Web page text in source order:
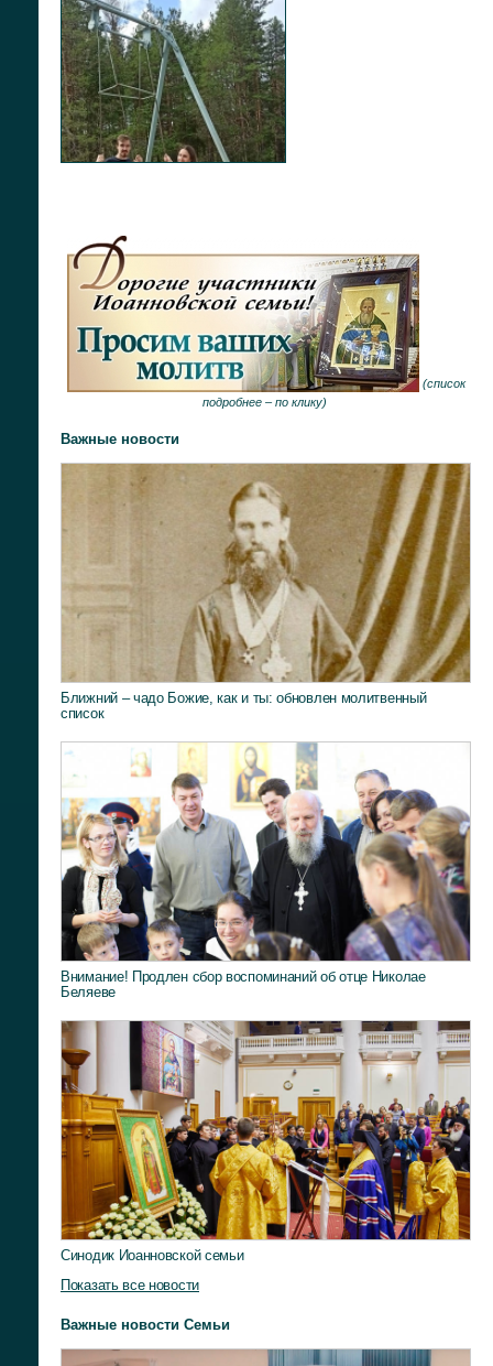
(список
подробнее – по клику)
Важные новости
Ближний – чадо Божие, как и ты: обновлен молитвенный
список
Внимание! Продлен сбор воспоминаний об отце Николае
Беляеве
Синодик Иоанновской семьи
Показать все новости
Важные новости Семьи